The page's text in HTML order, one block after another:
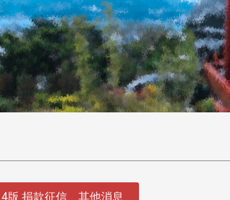
4版 捐款征信、其他消息